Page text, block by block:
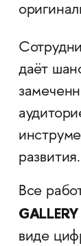
даёт
развития.
Все
GALLERY
виде